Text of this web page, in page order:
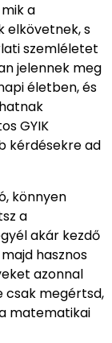
a
elkövetnek, s
szemléletet
jelennek meg
életben, és
GYIK
kérdésekre ad
könnyen
a
akár kezdő
hasznos
azonnal
csak megértsd,
matematikai